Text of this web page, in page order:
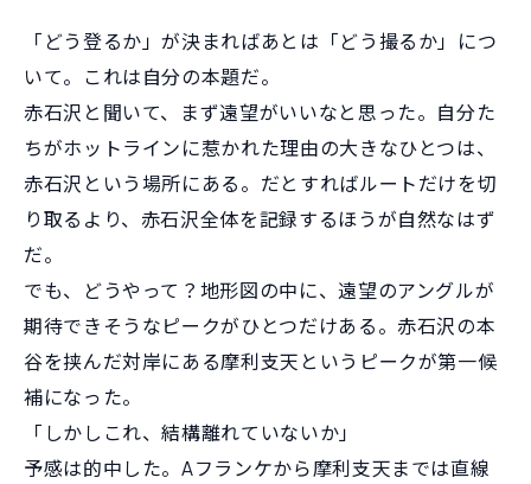
「どう登るか」が決まればあとは「どう撮るか」につ
いて。これは自分の本題だ。
赤石沢と聞いて、まず遠望がいいなと思った。自分た
ちがホットラインに惹かれた理由の大きなひとつは、
赤石沢という場所にある。だとすればルートだけを切
り取るより、赤石沢全体を記録するほうが自然なはず
だ。
でも、どうやって？地形図の中に、遠望のアングルが
期待できそうなピークがひとつだけある。赤石沢の本
谷を挟んだ対岸にある摩利支天というピークが第一候
補になった。
「しかしこれ、結構離れていないか」
予感は的中した。Aフランケから摩利支天までは直線